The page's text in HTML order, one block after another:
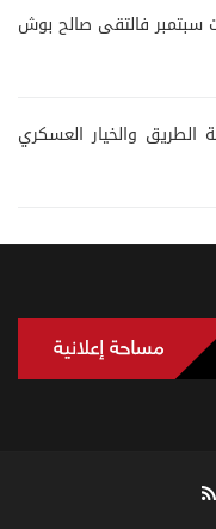
سبتمبر فالتقى صالح بوش
الطريق والخيار العسكري